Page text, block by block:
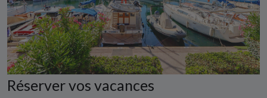
Réserver vos vacances